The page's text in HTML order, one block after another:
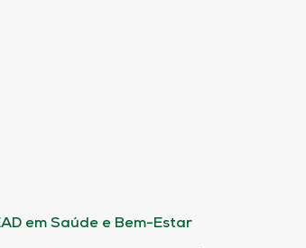
em Saúde e Bem-Estar